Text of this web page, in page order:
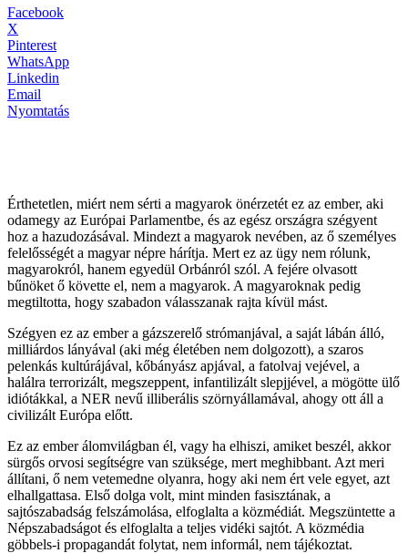
Facebook
X
Pinterest
WhatsApp
Linkedin
Email
Nyomtatás
Érthetetlen, miért nem sérti a magyarok önérzetét ez az ember, aki
odamegy az Európai Parlamentbe, és az egész országra szégyent
hoz a hazudozásával. Mindezt a magyarok nevében, az ő személyes
felelősségét a magyar népre hárítja. Mert ez az ügy nem rólunk,
magyarokról, hanem egyedül Orbánról szól. A fejére olvasott
bűnöket ő követte el, nem a magyarok. A magyaroknak pedig
megtiltotta, hogy szabadon válasszanak rajta kívül mást.
Szégyen ez az ember a gázszerelő strómanjával, a saját lábán álló,
milliárdos lányával (aki még életében nem dolgozott), a szaros
pelenkás kultúrájával, kőbányász apjával, a fatolvaj vejével, a
halálra terrorizált, megszeppent, infantilizált slepjjével, a mögötte ülő
idiótákkal, a NER nevű illiberális szörnyállamával, ahogy ott áll a
civilizált Európa előtt.
Ez az ember álomvilágban él, vagy ha elhiszi, amiket beszél, akkor
sürgős orvosi segítségre van szüksége, mert meghibbant. Azt meri
állítani, ő nem vetemedne olyanra, hogy aki nem ért vele egyet, azt
elhallgattasa. Első dolga volt, mint minden fasisztának, a
sajtószabadság felszámolása, elfoglalta a közmédiát. Megszüntette a
Népszabadságot és elfoglalta a teljes vidéki sajtót. A közmédia
göbbels-i propagandát folytat, nem informál, nem tájékoztat.